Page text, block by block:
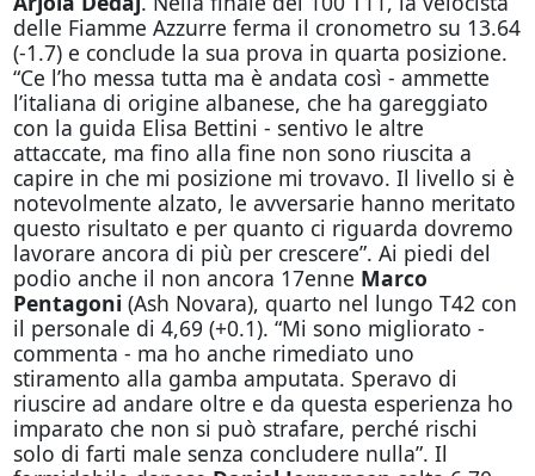
delle Fiamme Azzurre ferma il cronometro su 13.64
(-1.7) e conclude la sua prova in quarta posizione.
“Ce l’ho messa tutta ma è andata così - ammette
l’italiana di origine albanese, che ha gareggiato
con la guida Elisa Bettini - sentivo le altre
attaccate, ma fino alla fine non sono riuscita a
capire in che mi posizione mi trovavo. Il livello si è
notevolmente alzato, le avversarie hanno meritato
questo risultato e per quanto ci riguarda dovremo
lavorare ancora di più per crescere”. Ai piedi del
podio anche il non ancora 17enne Marco
Pentagoni (Ash Novara), quarto nel lungo T42 con
il personale di 4,69 (+0.1). “Mi sono migliorato -
commenta - ma ho anche rimediato uno
stiramento alla gamba amputata. Speravo di
riuscire ad andare oltre e da questa esperienza ho
imparato che non si può strafare, perché rischi
solo di farti male senza concludere nulla”. Il